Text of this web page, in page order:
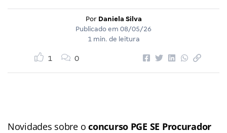
Por Daniela Silva
Publicado em 08/05/26
1 min. de leitura
1 0
Novidades sobre o concurso PGE SE Procurador